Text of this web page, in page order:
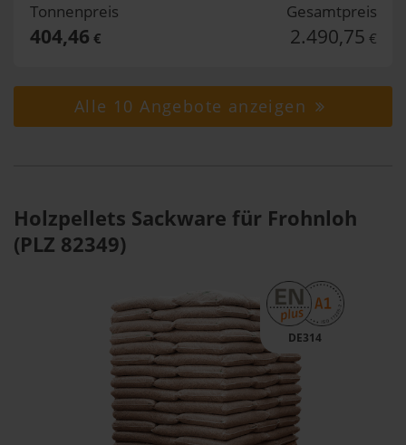
Tonnenpreis
404,46 €
Gesamtpreis
2.490,75 €
Alle 10 Angebote anzeigen
Holzpellets Sackware für Frohnloh
(PLZ 82349)
DE314